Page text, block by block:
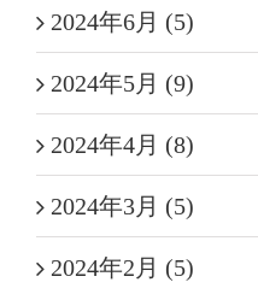
2024年6月 (5)
2024年5月 (9)
2024年4月 (8)
2024年3月 (5)
2024年2月 (5)